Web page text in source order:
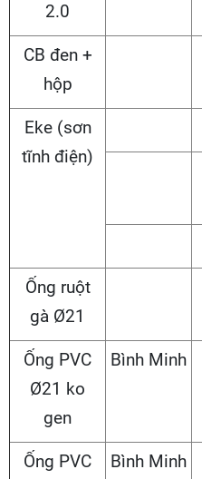
2.0
CB đen +
hộp
Eke (sơn
tĩnh điện)
Ống ruột
gà Ø21
Ống PVC
Ø21 ko
gen
Bình Minh
Ống PVC
Bình Minh